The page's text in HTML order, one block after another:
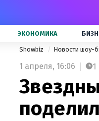
ЭКОНОМИКА
Showbiz Новости шоу-
1 апреля, 16:06 1